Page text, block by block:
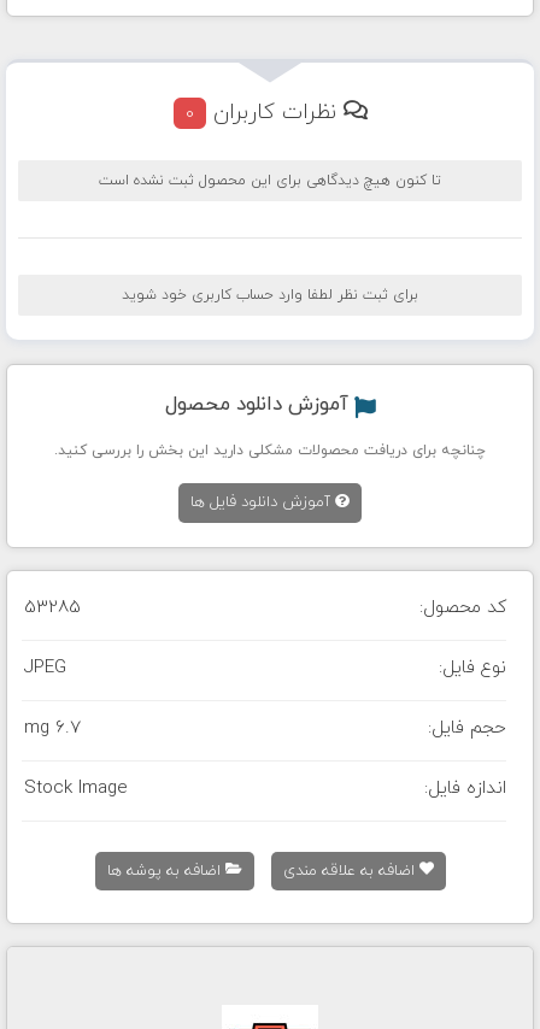
نظرات کاربران 0
تا کنون هیچ دیدگاهی برای این محصول ثبت نشده است
برای ثبت نظر لطفا وارد حساب کاربری خود شوید
آموزش دانلود محصول
چنانچه برای دریافت محصولات مشکلی دارید این بخش را بررسی کنید.
آموزش دانلود فایل ها
کد محصول: 53285
نوع فایل: JPEG
حجم فایل: 6.7 mg
اندازه فایل: Stock Image
اضافه به علاقه مندی اضافه به پوشه ها